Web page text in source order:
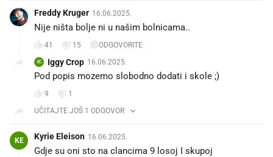
Freddy Kruger 16.06.2025.
Nije ništa bolje ni u našim bolnicama..
41 15 ODGOVORITE
IC Iggy Crop 16.06.2025.
Pod popis mozemo slobodno dodati i skole ;)
9
1
UČITAJTE JOŠ 1 ODGOVOR
KE Kyrie Eleison 16.06.2025.
Gdje su oni sto na clancima 9 losoj I skupoj